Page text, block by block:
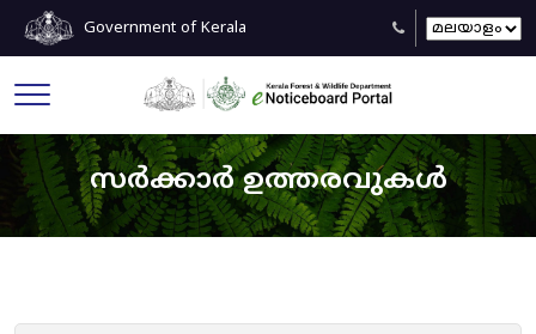
Government of Kerala
സർക്കാർ ഉത്തരവുകൾ